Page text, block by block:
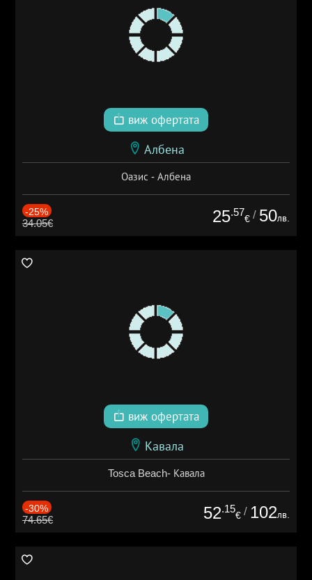
виж офертата
Албена
Оазис - Албена
-25%
34.05€ 25.57
€ / 50лв.
виж офертата
Кавала
Tosca Beach- Кавала
-30%
74.65€ 52.15
€ / 102лв.